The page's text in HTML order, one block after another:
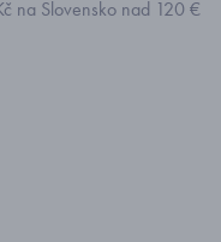
na Slovensko nad 120 €